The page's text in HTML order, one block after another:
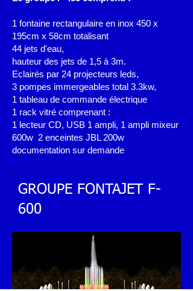
1 fontaine rectangulaire en inox 450 x
195cm x 58cm totalisant
44 jets d'eau,
hauteur des jets de 1,5 à 3m.
Eclairés par 24 projecteurs leds,
3 pompes immergeables total 3.3kw,
1 tableau de commande électrique
1 rack vitré comprenant :
1 lecteur CD, USB 1 ampli, 1 ampli mixeur
600w 2 enceintes JBL 200w
documentation sur demande
GROUPE FONTAJET F-
600